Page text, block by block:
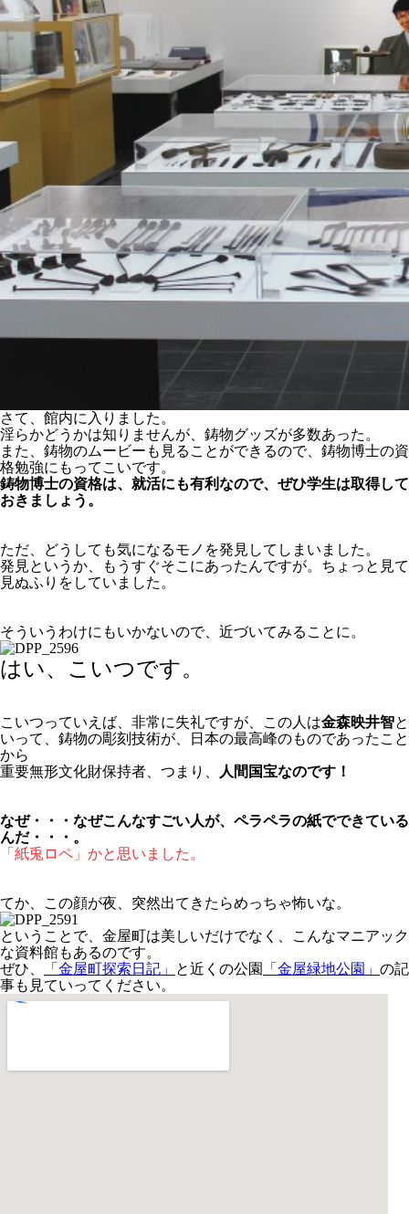
さて、館内に入りました。
淫らかどうかは知りませんが、鋳物グッズが多数あった。
また、鋳物のムービーも見ることができるので、鋳物博士の資
格勉強にもってこいです。
鋳物博士の資格は、就活にも有利なので、ぜひ学生は取得して
おきましょう。
ただ、どうしても気になるモノを発見してしまいました。
発見というか、もうすぐそこにあったんですが。ちょっと見て
見ぬふりをしていました。
そういうわけにもいかないので、近づいてみることに。
はい、こいつです。
こいつっていえば、非常に失礼ですが、この人は金森映井智と
いって、鋳物の彫刻技術が、日本の最高峰のものであったこと
から
重要無形文化財保持者、つまり、
人間国宝なのです！
なぜ・・・なぜこんなすごい人が、ペラペラの紙でできている
んだ・・・。
「紙兎ロペ」かと思いました。
てか、この顔が夜、突然出てきたらめっちゃ怖いな。
ということで、金屋町は美しいだけでなく、こんなマニアック
な資料館もあるのです。
ぜひ、
「金屋町探索日記」 と近くの公園 「金屋緑地公園」 の記
事も見ていってください。